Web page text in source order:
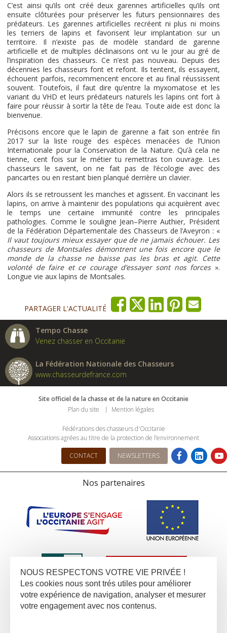
C’est ainsi qu’ils ont créé deux garennes artificielles qu’ils ont
ensuite clôturées pour préserver les futurs pensionnaires des
prédateurs. Les garennes artificielles recréent ni plus ni moins
les terriers de lapins et favorisent leur implantation sur un
territoire. Il n’existe pas de modèle standard de garenne
artificielle et de multiples déclinaisons ont vu le jour au gré de
l’inspiration des chasseurs. Ce n’est pas nouveau. Depuis des
décennies les chasseurs font et refont. Ils tentent, ils essayent,
échouent parfois, recommencent encore et au final réussissent
souvent. Toutefois, il faut dire qu’entre la myxomatose et les
variant du VHD et leurs prédateurs naturels les lapins ont fort à
faire pour réussir à sortir la tête de l’eau. Toute aide est donc la
bienvenue.
Précisons encore que le lapin de garenne a fait son entrée fin
2017 sur la liste rouge des espèces menacées de l’Union
Internationale pour la Conservation de la Nature. Qu’à cela ne
tienne, cent fois sur le métier tu remettras ton ouvrage. Les
chasseurs le savent, on ne fait pas de l’écologie avec des
pancartes ou en restant bien planqué derrière un clavier.
Alors ils se retroussent les manches et agissent. En vaccinant les
lapins, on arrive à maintenir des populations qui acquièrent avec
le temps une certaine immunité contre les principales
pathologies. Comme le souligne Jean–Pierre Authier, Président
de la Fédération Départementale des Chasseurs de l’Aveyron : «
Il vaut toujours mieux essayer que de ne jamais échouer. Les
chasseurs de Montsales démontrent une fois encore que le
monde de la chasse ne baisse pas les bras et agit. Cette
volonté de faire et ce courage d’essayer sont nos forces».
Longue vie aux lapins de Montsales.
PARTAGER L'ACTUALITÉ
Tempo Chasse
Venez chasser en Occitanie
La Fédération Nationale des Chasseurs
www.chasseurdefrance.com
Site officiel de la chasse et de la nature en Occitanie
Plan du site
Mention légales
Fédérations des chasseurs d'Occitanie
Associations agrées au titre de la protection de l’environnement
CONTACT NEWSLETTERS
Nos partenaires
NOUS RESPECTONS VOTRE VIE PRIVÉE !
Les cookies nous sont trés utiles pour améliorer
votre expérience de navigation, analyser et mesurer
votre engagement avec nos contenus.